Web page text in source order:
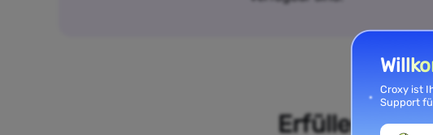
Erfüllen Sie
Croxy ist
Support